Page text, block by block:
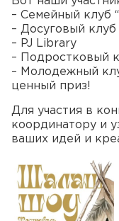
– Семейный клуб
– Досуговый клуб
– PJ Library
– Подростковый
– Молодежный
ценный приз!
Для участия в
координатору и
ваших идей и